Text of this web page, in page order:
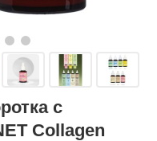
с
Collagen